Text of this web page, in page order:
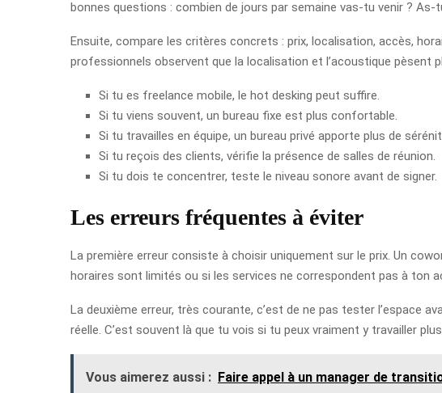
bonnes questions : combien de jours par semaine vas-tu venir ?
Ensuite, compare les critères concrets : prix, localisation, accès,
professionnels observent que la localisation et l’acoustique pèsent
Si tu es freelance mobile, le hot desking peut suffire.
Si tu viens souvent, un bureau fixe est plus confortable.
Si tu travailles en équipe, un bureau privé apporte plus de
Si tu reçois des clients, vérifie la présence de salles de réunion.
Si tu dois te concentrer, teste le niveau sonore avant de signer.
Les erreurs fréquentes à éviter
La première erreur consiste à choisir uniquement sur le prix. Un
horaires sont limités ou si les services ne correspondent pas à ton
La deuxième erreur, très courante, c’est de ne pas tester l’espace
réelle. C’est souvent là que tu vois si tu peux vraiment y travailler
Vous aimerez aussi : Faire appel à un manager de